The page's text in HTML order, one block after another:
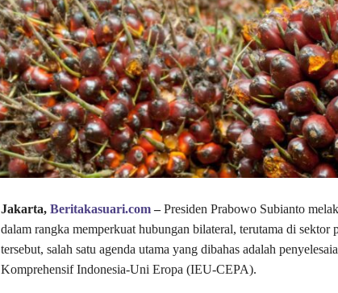
Jakarta, Beritakasuari.com–Presiden Prabowo Subianto
dalam rangka memperkuat hubungan bilateral, terutama di sektor
tersebut, salah satu agenda utama yang dibahas adalah
Komprehensif Indonesia-Uni Eropa (IEU-CEPA).